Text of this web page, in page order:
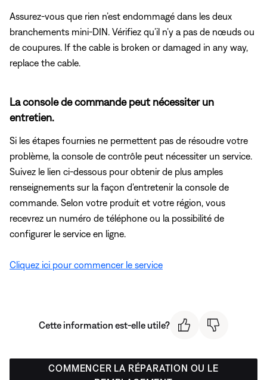
Assurez-vous que rien n’est endommagé dans les deux
branchements mini-DIN. Vérifiez qu’il n’y a pas de nœuds ou
de coupures. If the cable is broken or damaged in any way,
replace the cable.
La console de commande peut nécessiter un
entretien.
Si les étapes fournies ne permettent pas de résoudre votre
problème, la console de contrôle peut nécessiter un service.
Suivez le lien ci-dessous pour obtenir de plus amples
renseignements sur la façon d'entretenir la console de
commande. Selon votre produit et votre région, vous
recevrez un numéro de téléphone ou la possibilité de
configurer le service en ligne.
Cliquez ici pour commencer le service
Cette information est-elle utile?
COMMENCER LA RÉPARATION OU LE